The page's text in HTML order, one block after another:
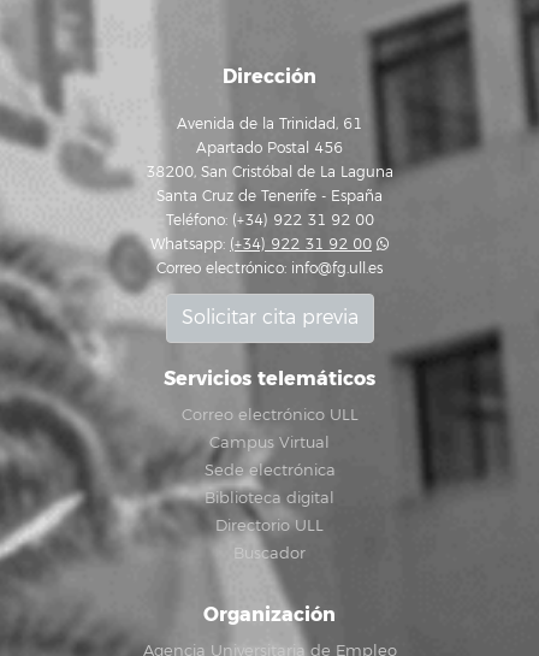
Dirección
Avenida de la Trinidad, 61
Apartado Postal 456
38200, San Cristóbal de La Laguna
Santa Cruz de Tenerife - España
Teléfono: (+34) 922 31 92 00
Whatsapp: (+34) 922 31 92 00
Correo electrónico: info@fg.ull.es
Solicitar cita previa
Servicios telemáticos
Correo electrónico ULL
Campus Virtual
Sede electrónica
Biblioteca digital
Directorio ULL
Buscador
Organización
Agencia Universitaria de Empleo